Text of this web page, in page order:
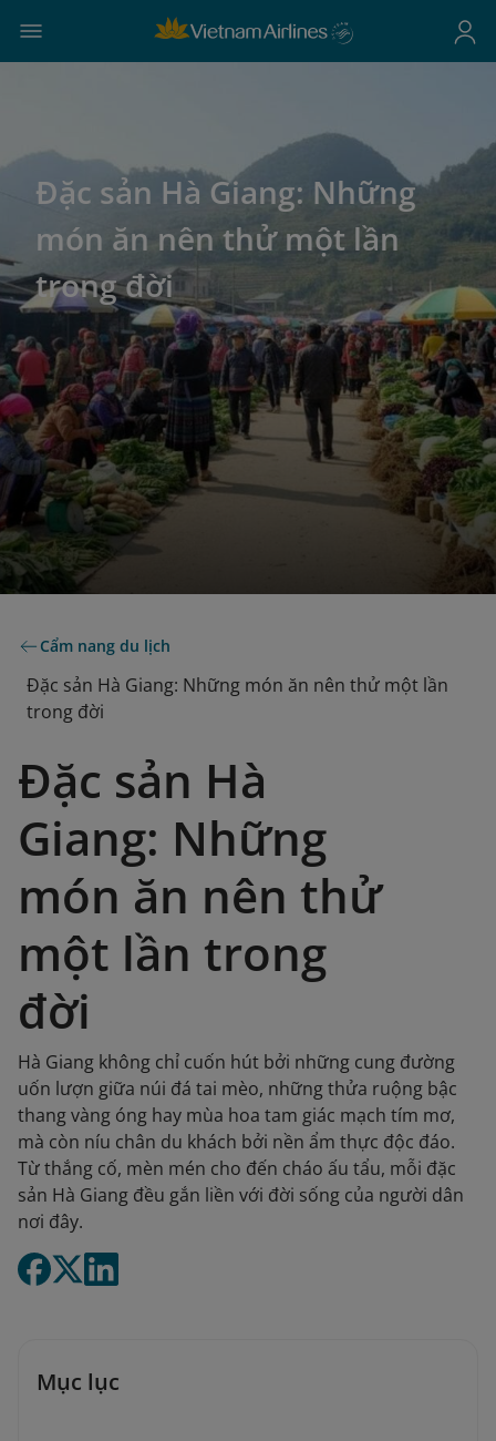
Đặc sản Hà Giang: Những
món ăn nên thử một lần
trong đời
Cẩm nang du lịch
Đặc sản Hà Giang: Những món ăn nên thử một lần
trong đời
Đặc sản Hà
Giang: Những
món ăn nên thử
một lần trong
đời
Hà Giang không chỉ cuốn hút bởi những cung đường
uốn lượn giữa núi đá tai mèo, những thửa ruộng bậc
thang vàng óng hay mùa hoa tam giác mạch tím mơ,
mà còn níu chân du khách bởi nền ẩm thực độc đáo.
Từ thắng cố, mèn mén cho đến cháo ấu tẩu, mỗi đặc
sản Hà Giang đều gắn liền với đời sống của người dân
nơi đây.
Mục lục